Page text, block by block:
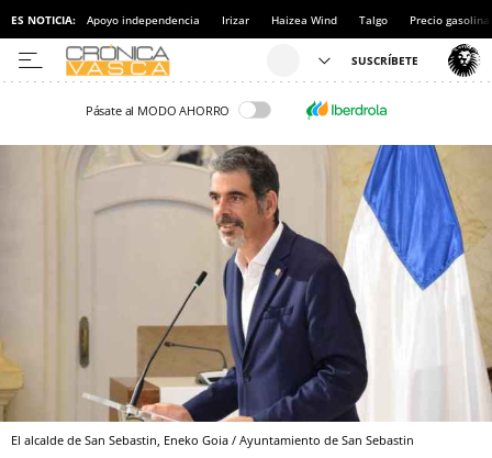
ES NOTICIA: Apoyo independencia Irizar Haizea Wind Talgo Precio gasolina
Pásate al MODO AHORRO
El alcalde de San Sebastin, Eneko Goia / Ayuntamiento de San Sebastin